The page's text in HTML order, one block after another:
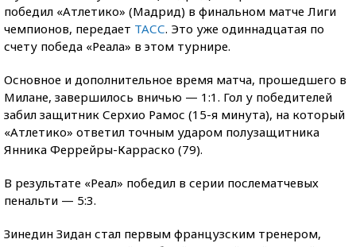
победил «Атлетико» (Мадрид) в финальном матче Лиги
чемпионов, передает ТАСС. Это уже одиннадцатая по
счету победа «Реала» в этом турнире.
Основное и дополнительное время матча, прошедшего в
Милане, завершилось вничью — 1:1. Гол у победителей
забил защитник Серхио Рамос (15-я минута), на который
«Атлетико» ответил точным ударом полузащитника
Янника Феррейры-Карраско (79).
В результате «Реал» победил в серии послематчевых
пенальти — 5:3.
Зинедин Зидан стал первым французским тренером,